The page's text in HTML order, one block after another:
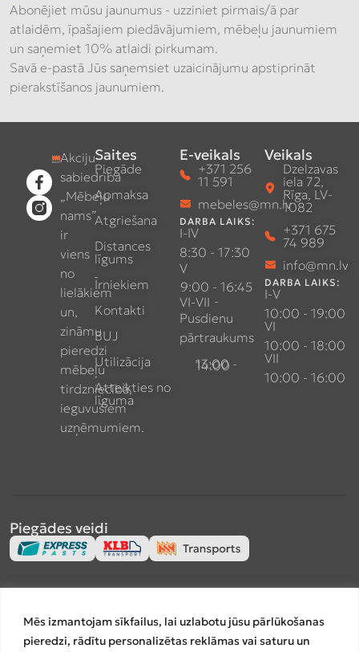
Mēs izmantojam sīkfailus, lai uzlabotu jūsu pārlūkošanas
pieredzi, rādītu personalizētas reklāmas vai saturu un
Abonējiet mūsu jaunumus - uzziniet pirmais/ā par
atlaidēm, īpašajiem piedāvājumiem, mēbeļu jaunumiem
un saņemiet 10% atlaidi pirkumam.
Savā e-pastā Jūs saņemsiet uzaicinājumu apstiprināt
pierakstīšanos jaunumiem.
Akciju
sabiedrība
„Mēbeļu
nams”
ir
viens
no
lielākiem
un,
zināmu
pieredzi
mēbeļu
tirdzniecībā,
ieguvušiem
uzņēmumiem.
Saites
Piegāde
Apmaksa
Atgriešana
Distances
līgums
Īrniekiem
Kontakti
BUJ
Utilizācija
Atteikties no
līguma
E-veikals
+371 256
11 591
mebeles@mn.lv
DARBA LAIKS:
I-IV
8:30 - 17:30
V
9:00 - 16:45
VI-VII -
Pusdienu
pārtraukums
13:00 - 14:00
Veikals
Dzelzavas
iela 72,
Rīga, LV-
1082
+371 675
74 989
info@mn.lv
DARBA LAIKS:
I-V
10:00 - 19:00
VI
10:00 - 18:00
VII
10:00 - 16:00
Piegādes veidi